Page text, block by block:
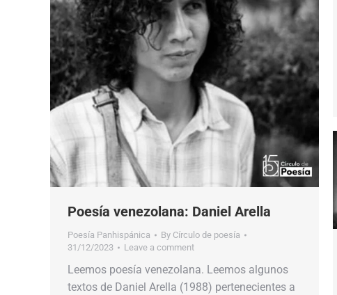
Poesía venezolana: Daniel Arella
Poesía Panhispánica By Círculo de poesía
31/12/2023
Leave a comment
Leemos poesía venezolana. Leemos algunos
textos de Daniel Arella (1988) pertenecientes a